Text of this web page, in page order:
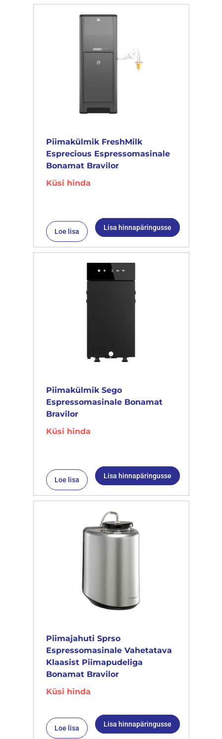
Piimakülmik FreshMilk
Esprecious Espressomasinale
Bonamat Bravilor
Küsi hinda
Loe lisa Lisa hinnapäringusse
Piimakülmik Sego
Espressomasinale Bonamat
Bravilor
Küsi hinda
Loe lisa Lisa hinnapäringusse
Piimajahuti Sprso
Espressomasinale Vahetatava
Klaasist Piimapudeliga
Bonamat Bravilor
Küsi hinda
Loe lisa Lisa hinnapäringusse